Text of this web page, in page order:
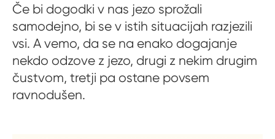
Če bi dogodki v nas jezo sprožali
samodejno, bi se v istih situacijah razjezili
vsi. A vemo, da se na enako dogajanje
nekdo odzove z jezo, drugi z nekim drugim
čustvom, tretji pa ostane povsem
ravnodušen.